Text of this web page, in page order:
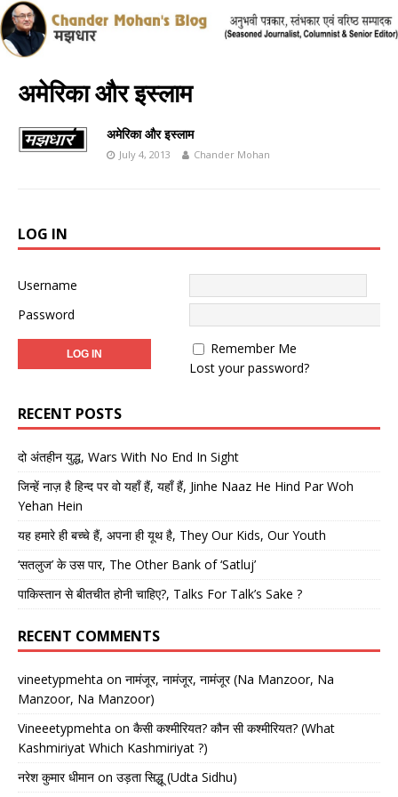
अमेरिका और इस्लाम
अमेरिका और इस्लाम
July 4, 2013 Chander Mohan
LOG IN
Username
Password
Remember Me
Lost your password?
RECENT POSTS
दो अंतहीन युद्ध, Wars With No End In Sight
जिन्हें नाज़ है हिन्द पर वो यहाँ हैं, यहाँ हैं, Jinhe Naaz He Hind Par Woh
Yehan Hein
यह हमारे ही बच्चे हैं, अपना ही यूथ है, They Our Kids, Our Youth
‘सतलुज’ के उस पार, The Other Bank of ‘Satluj’
पाकिस्तान से बीतचीत होनी चाहिए?, Talks For Talk’s Sake ?
RECENT COMMENTS
vineetypmehta on नामंजूर, नामंजूर, नामंजूर (Na Manzoor, Na
Manzoor, Na Manzoor)
Vineeetypmehta on कैसी कश्मीरियत? कौन सी कश्मीरियत? (What
Kashmiriyat Which Kashmiriyat ?)
नरेश कुमार धीमान on उड़ता सिद्धू (Udta Sidhu)